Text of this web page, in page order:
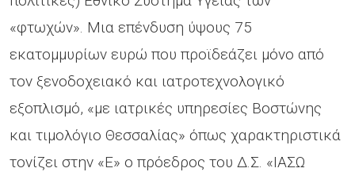
«φτωχών». Μια επένδυση ύψους 75
εκατομμυρίων ευρώ που προϊδεάζει μόνο από
τον ξενοδοχειακό και ιατροτεχνολογικό
εξοπλισμό, «με ιατρικές υπηρεσίες Βοστώνης
και τιμολόγιο Θεσσαλίας» όπως χαρακτηριστικά
τονίζει στην «Ε» ο πρόεδρος του Δ.Σ. «ΙΑΣΩ